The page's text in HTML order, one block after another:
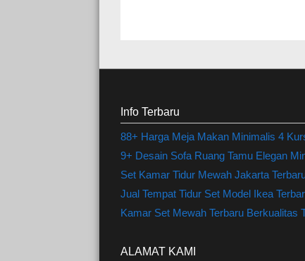
Info Terbaru
88+ Harga Meja Makan Minimalis 4
9+ Desain Sofa Ruang Tamu Elegan
Set Kamar Tidur Mewah Jakarta
Jual Tempat Tidur Set Model Ikea
Kamar Set Mewah Terbaru Berkualitas
ALAMAT KAMI